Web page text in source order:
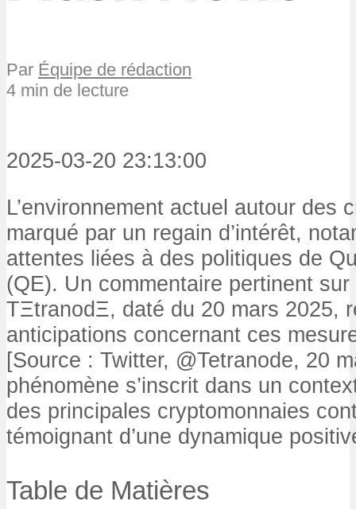
Par Équipe de rédaction
4 min de lecture
2025-03-20 23:13:00
L’environnement actuel autour des
marqué par un regain d’intérêt,
attentes liées à des politiques de
(QE). Un commentaire pertinent
TΞtranodΞ, daté du 20 mars 2025,
anticipations concernant ces
[Source : Twitter, @Tetranode, 20
phénomène s’inscrit dans un
des principales cryptomonnaies
témoignant d’une dynamique
Table de Matières